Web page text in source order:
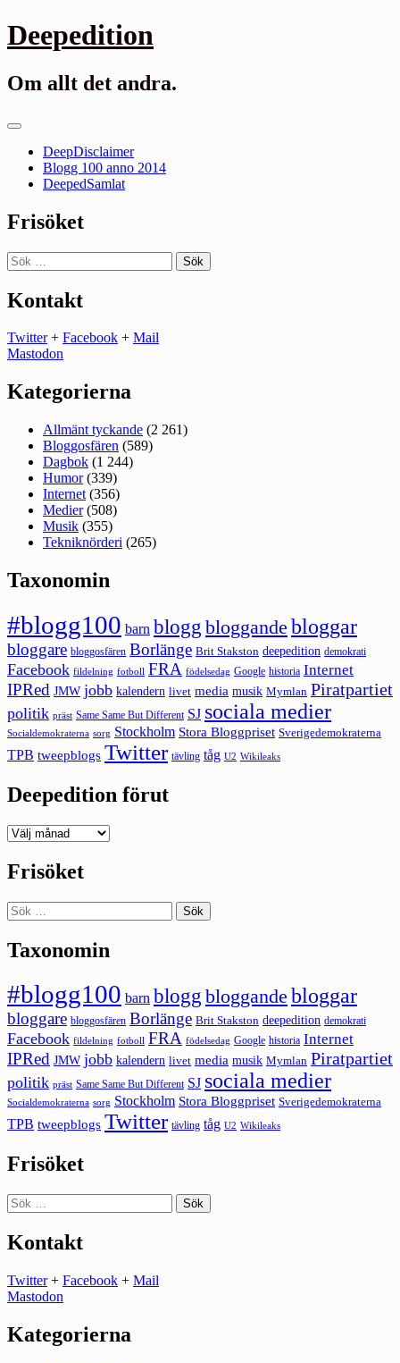
Gå
till
Deepedition
Om allt det andra.
Primär
DeepDisclaimer
Blogg 100 anno 2014
DeepedSamlat
Frisöket
Sök
efter:
Kontakt
Twitter+ Facebook + Mail
Mastodon
Kategorierna
Allmänt tyckande (2 261)
Bloggosfären (589)
Dagbok (1 244)
Humor(339)
Internet (356)
Medier(508)
Musik (355)
Tekniknörderi (265)
Taxonomin
#blogg100 barn blogg bloggande bloggar
bloggare bloggosfären Borlänge Brit Stakston deepedition demokrati
Facebook fildelning fotboll FRA födelsedag Google historia Internet
IPRed JMW jobb kalendern livet media musik Mymlan Piratpartiet
politik präst Same Same But Different SJ sociala medier
Socialdemokraterna sorg Stockholm Stora Bloggpriset Sverigedemokraterna
TPB tweepblogs Twitter tävling tåg U2 Wikileaks
Deepedition förut
Deepedition
Frisöket
Sök
efter:
Taxonomin
#blogg100 barn blogg bloggande bloggar
bloggare bloggosfären Borlänge Brit Stakston deepedition demokrati
Facebook fildelning fotboll FRA födelsedag Google historia Internet
IPRed JMW jobb kalendern livet media musik Mymlan Piratpartiet
politik präst Same Same But Different SJ sociala medier
Socialdemokraterna sorg Stockholm Stora Bloggpriset Sverigedemokraterna
TPB tweepblogs Twitter tävling tåg U2 Wikileaks
Frisöket
Sök
efter:
Kontakt
Twitter+ Facebook + Mail
Mastodon
Kategorierna